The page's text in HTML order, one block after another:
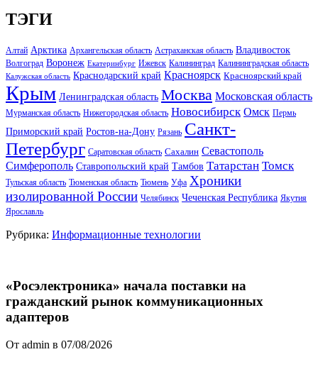
ТЭГИ
Алтай Арктика Архангельская область Астраханская область Владивосток
Волгоград Воронеж Екатеринбург Ижевск Калининград Калининградская область
Калужская область Краснодарский край Красноярск Красноярский край
Крым Ленинградская область Москва Московская область
Мурманская область Нижегородская область Новосибирск Омск Пермь
Приморский край Ростов-на-Дону Рязань Санкт-
Петербург Саратовская область Сахалин Севастополь
Симферополь Ставропольский край Тамбов Татарстан Томск
Тульская область Тюменская область Тюмень Уфа Хроники
изолированной России Челябинск Чеченская Республика Якутия
Ярославль
Рубрика: Информационные технологии
«Росэлектроника» начала поставки на
гражданский рынок коммуникационных
адаптеров
От admin в 07/08/2026